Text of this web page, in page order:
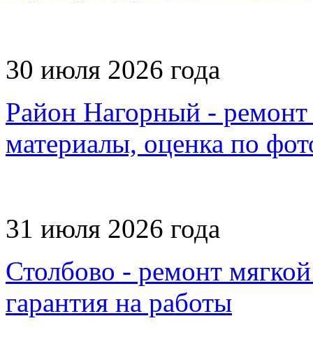
30 июля 2026 года
Район Нагорный - ремонт
материалы, оценка по
31 июля 2026 года
Столбово - ремонт
гарантия на работы